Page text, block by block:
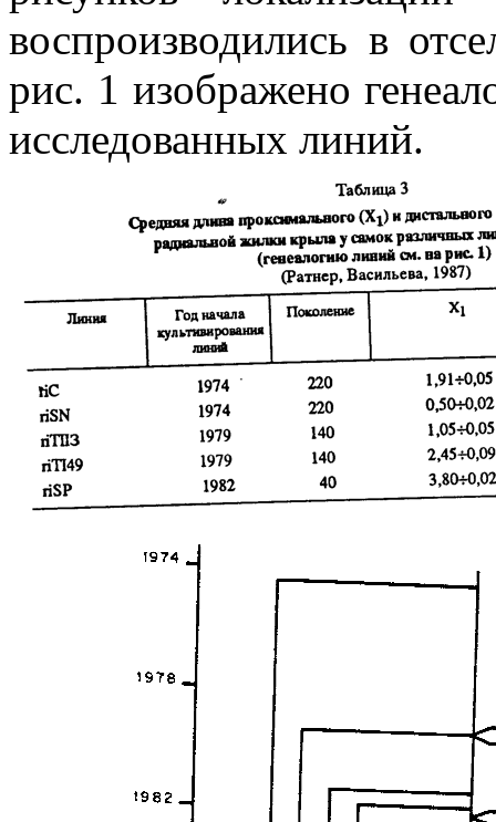
воспроизводились в
рис. 1 изображено
исследованных линий.